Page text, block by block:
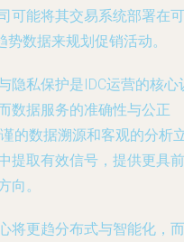
可能将其交易系统部署在可
数据来规划促销活动。
隐私保护是IDC运营的核心
数据服务的准确性与公正
的数据溯源和客观的分析
提取有效信号，提供更具前
向。
将更趋分布式与智能化，而